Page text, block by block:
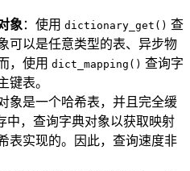
象 ：使用 dictionary_get() 查
可以是任意类型的表、异步物
，使用 dict_mapping() 查询字
键表。
象是一个哈希表，并且完全缓
中，查询字典对象以获取映射
表实现的。因此，查询速度非